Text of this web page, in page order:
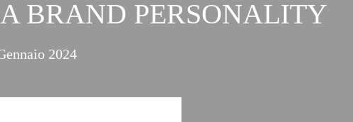
BRAND PERSONALITY
2024